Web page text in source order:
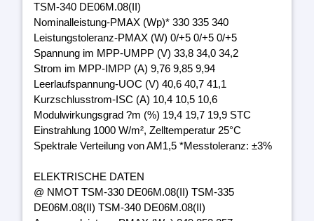
TSM-340 DE06M.08(II)
Nominalleistung-PMAX (Wp)* 330 335 340
Leistungstoleranz-PMAX (W) 0/+5 0/+5 0/+5
Spannung im MPP-UMPP (V) 33,8 34,0 34,2
Strom im MPP-IMPP (A) 9,76 9,85 9,94
Leerlaufspannung-UOC (V) 40,6 40,7 41,1
Kurzschlusstrom-ISC (A) 10,4 10,5 10,6
Modulwirkungsgrad ?m (%) 19,4 19,7 19,9 STC
Einstrahlung 1000 W/m², Zelltemperatur 25°C
Spektrale Verteilung von AM1,5 *Messtoleranz: ±3%
ELEKTRISCHE DATEN
@ NMOT TSM-330 DE06M.08(II) TSM-335
DE06M.08(II) TSM-340 DE06M.08(II)